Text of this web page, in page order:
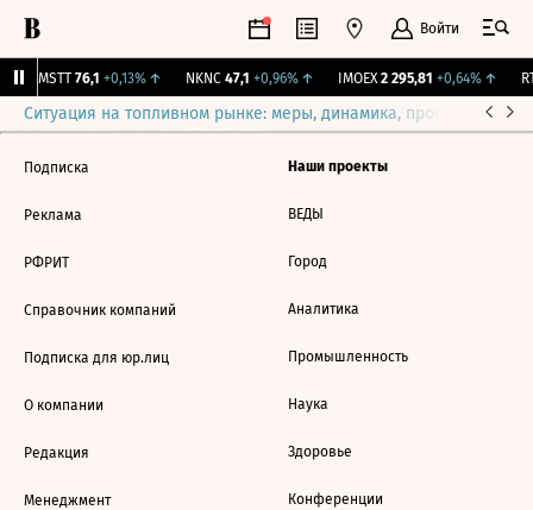
Войти
MSTT 76,1 +0,13%↑ NKNC 47,1 +0,96%↑ IMOEX 2 295,81 +0,64%↑
Ситуация на топливном рынке: меры, динамика, прогнозы
Подписка
Реклама
РФРИТ
Справочник компаний
Подписка для юр.лиц
О компании
Редакция
Менеджмент
Наши проекты
ВЕДЫ
Город
Аналитика
Промышленность
Наука
Здоровье
Конференции